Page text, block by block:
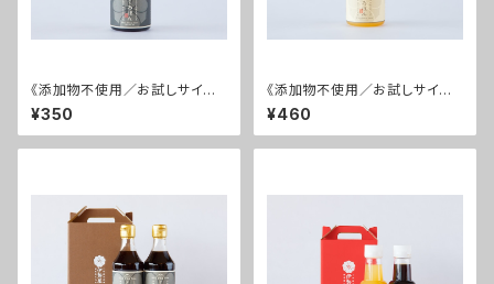
《添加物不使用／お試しサイ
ズ！》 伊勢屋のぽん酢 くろぽんミ
ニ
¥350
《添加物不使用／お試しサイ
ズ！》 伊勢屋のぽん酢 しろぽん
ミニ
¥460